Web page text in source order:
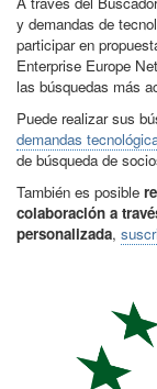
y demandas de
participar en
Enterprise Europe
las búsquedas más
Puede realizar sus
demandas
de búsqueda de
También es posible
colaboración a
personalizada,